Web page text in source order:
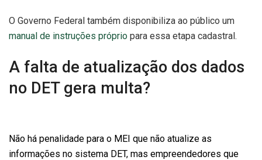
O Governo Federal também disponibiliza ao público um
manual de instruções próprio para essa etapa cadastral.
A falta de atualização dos dados
no DET gera multa?
Não há penalidade para o MEI que não atualize as
informações no sistema DET, mas empreendedores que